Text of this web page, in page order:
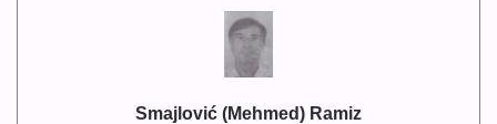
Smajlović (Mehmed) Ramiz